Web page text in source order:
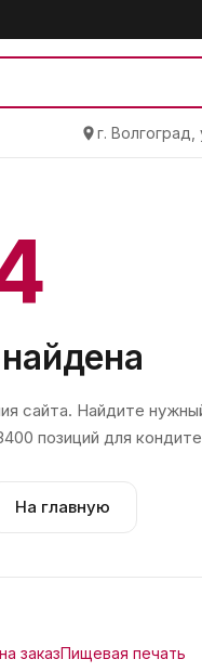
г.
сайта. Найдите
позиций для
На главную
заказПищевая печать